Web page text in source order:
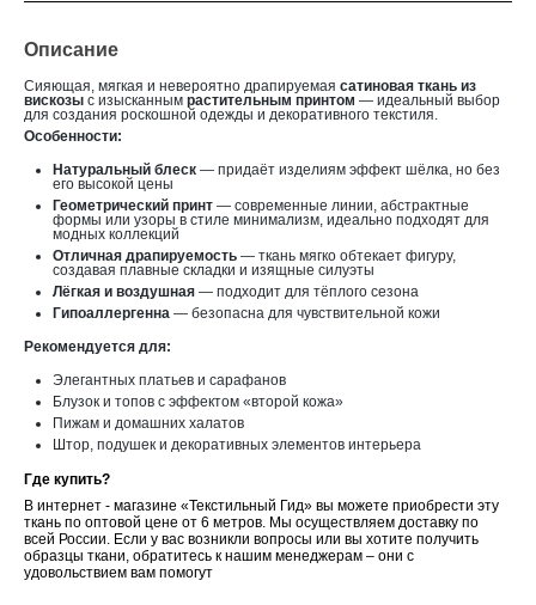
Описание
Сияющая, мягкая и невероятно драпируемая сатиновая ткань из
вискозы с изысканным растительным принтом — идеальный выбор
для создания роскошной одежды и декоративного текстиля.
Особенности:
Натуральный блеск — придаёт изделиям эффект шёлка, но без
его высокой цены
Геометрический принт — современные линии, абстрактные
формы или узоры в стиле минимализм, идеально подходят для
модных коллекций
Отличная драпируемость — ткань мягко обтекает фигуру,
создавая плавные складки и изящные силуэты
Лёгкая и воздушная — подходит для тёплого сезона
Гипоаллергенна — безопасна для чувствительной кожи
Рекомендуется для:
Элегантных платьев и сарафанов
Блузок и топов с эффектом «второй кожа»
Пижам и домашних халатов
Штор, подушек и декоративных элементов интерьера
Где купить?
В интернет - магазине «Текстильный Гид» вы можете приобрести эту
ткань по оптовой цене от 6 метров. Мы осуществляем доставку по
всей России. Если у вас возникли вопросы или вы хотите получить
образцы ткани, обратитесь к нашим менеджерам – они с
удовольствием вам помогут